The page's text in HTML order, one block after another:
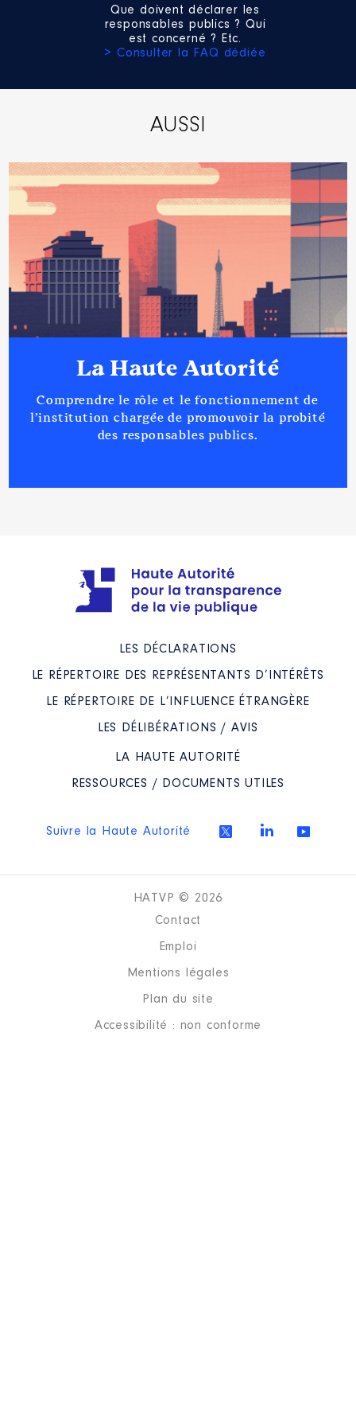
Organisme: Centre hospitalier
de Plaisir │ De : 01/2018 à
Rémunération ou gratification
Montant Type
2020
0 €
Net
0 € Net
Que doivent déclarer les
responsables publics ? Qui
est concerné ? Etc.
> Consulter la FAQ dédiée
AUSSI
La Haute Autorité
Comprendre le rôle et le fonctionnement de
l’institution chargée de promouvoir la probité
des responsables publics.
LES DÉCLARATIONS
LE RÉPERTOIRE DES REPRÉSENTANTS D’INTÉRÊTS
LE RÉPERTOIRE DE L’INFLUENCE ÉTRANGÈRE
LES DÉLIBÉRATIONS / AVIS
LA HAUTE AUTORITÉ
RESSOURCES / DOCUMENTS UTILES
Suivre la Haute Autorité
HATVP © 2026
Contact
Emploi
Mentions légales
Plan du site
Accessibilité : non conforme